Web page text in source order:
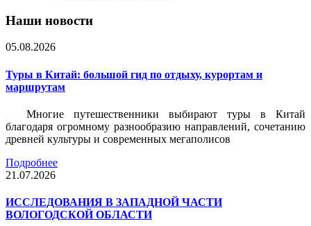
Наши новости
05.08.2026
Туры в Китай: большой гид по отдыху, курортам и
маршрутам
Многие путешественники выбирают туры в Китай
благодаря огромному разнообразию направлений, сочетанию
древней культуры и современных мегаполисов
Подробнее
21.07.2026
ИССЛЕДОВАНИЯ В ЗАПАДНОЙ ЧАСТИ
ВОЛОГОДСКОЙ ОБЛАСТИ